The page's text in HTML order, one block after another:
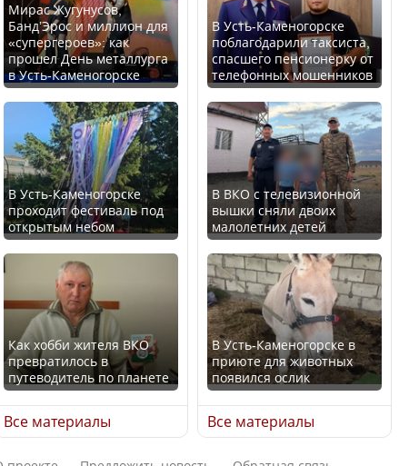
Казахстан возглавил
рейтинг благополучия
среди стран Центральной
Азии
Будут ли представлены
интересы регионов в
Курултае?
Ең төменгі жалақы,
алимент, экология: жеті
партия сайлаушылармен
нені талқылап жатыр?
В России введены
дополнительные
ограничения для
казахстанских прав
Трамп официально
вступил в должность
президента США
Луну признали объектом
культурного наследия,
находящегося под
угрозой исчезновения
Мирас Жугунусов,
Банд’Эрос и миллион для
«супергероев»: как
прошел День металлурга
в Усть-Каменогорске
В Усть-Каменогорске
проходит фестиваль под
открытым небом
Как хобби жителя ВКО
превратилось в
путеводитель по планете
Все материалы
В Усть-Каменогорске
поблагодарили таксиста,
спасшего пенсионерку от
телефонных мошенников
В ВКО с телевизионной
вышки сняли двоих
малолетних детей
В Усть-Каменогорске в
приюте для животных
появился ослик
Все материалы